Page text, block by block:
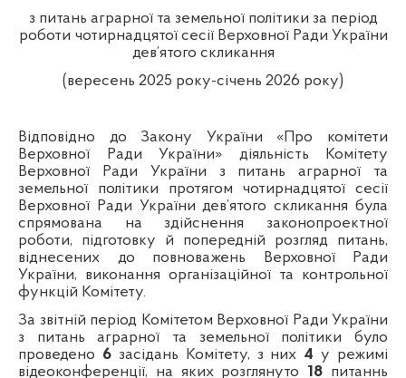
з питань аграрної та земельної політики за період
роботи чотирнадцятої сесії Верховної Ради України
дев’ятого скликання
(вересень 2025 року-січень 2026 року)
Відповідно до Закону України «Про комітети
Верховної Ради України» діяльність Комітету
Верховної Ради України з питань аграрної та
земельної політики протягом чотирнадцятої сесії
Верховної Ради України дев’ятого скликання була
спрямована на здійснення законопроектної
роботи, підготовку й попередній розгляд питань,
віднесених до повноважень Верховної Ради
України, виконання організаційної та контрольної
функцій Комітету.
За звітній період Комітетом Верховної Ради України
з питань аграрної та земельної політики було
проведено 6 засідань Комітету, з них 4 у режимі
відеоконференції, на яких розглянуто 18 питаннь